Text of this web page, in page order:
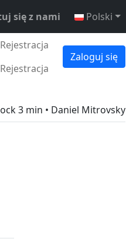
się z nami Polski
Rejestracja
Rejestracja
Zaloguj się
3 min • Daniel Mitrovsky